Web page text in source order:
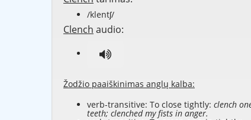
/klentʃ/
Clench audio:
Žodžio paaiškinimas anglų kalba:
verb-transitive: To close tightly: clench
teeth; clenched my fists in anger.